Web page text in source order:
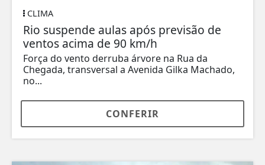
CLIMA
Rio suspende aulas após previsão de
ventos acima de 90 km/h
Força do vento derruba árvore na Rua da
Chegada, transversal a Avenida Gilka Machado,
no...
CONFERIR